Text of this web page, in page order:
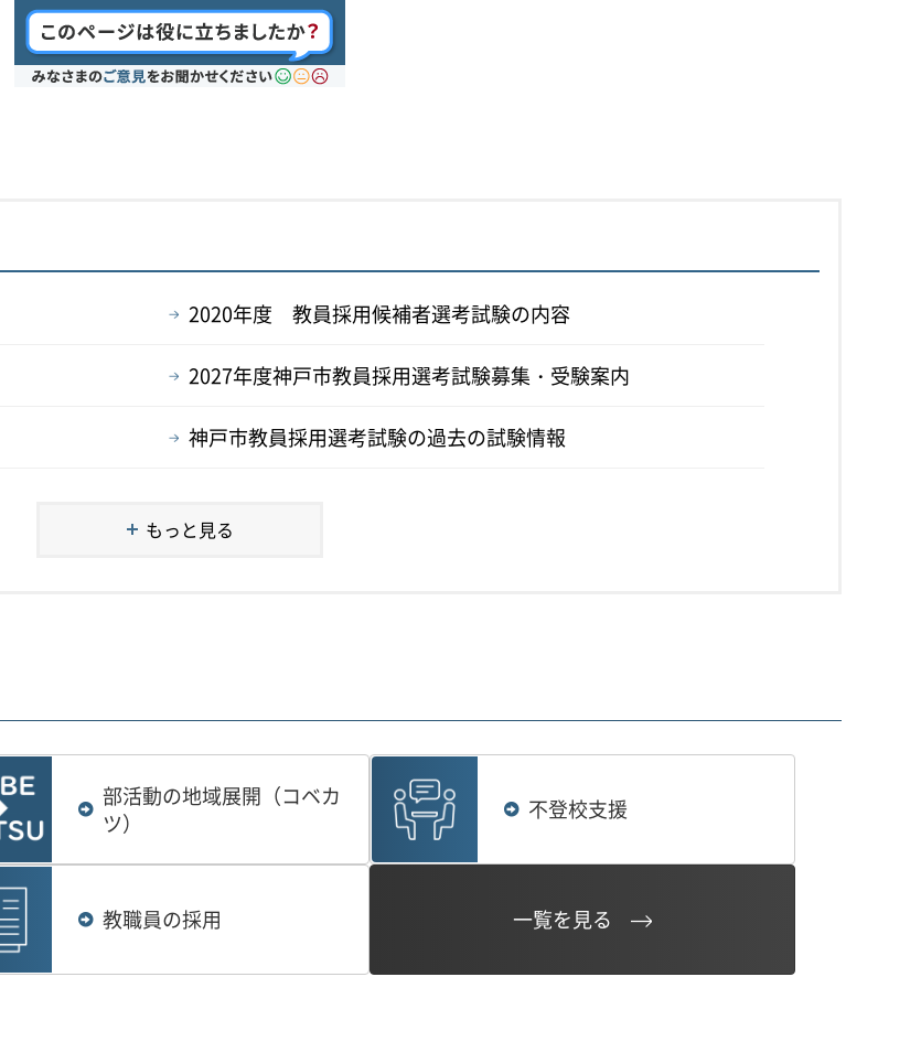
2020年度 教員採用候補者選考試験の内容
2027年度神戸市教員採用選考試験募集・受験案内
神戸市教員採用選考試験の過去の試験情報
もっと見る
部活動の地域展開（コベカ
ツ）
不登校支援
教職員の採用 一覧を見る